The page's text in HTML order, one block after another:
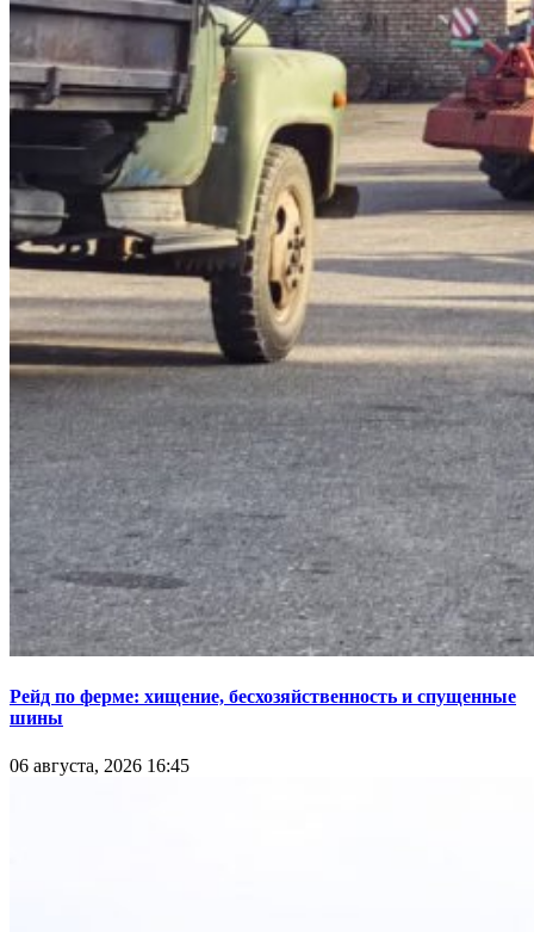
Рейд по ферме: хищение, бесхозяйственность и спущенные
шины
06 августа, 2026 16:45